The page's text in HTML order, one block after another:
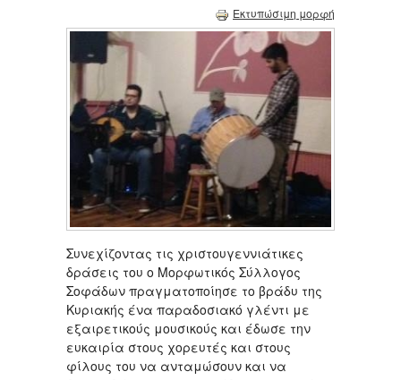
Εκτυπώσιμη μορφή
Συνεχίζοντας τις χριστουγεννιάτικες
δράσεις του ο Μορφωτικός Σύλλογος
Σοφάδων πραγματοποίησε το βράδυ της
Κυριακής ένα παραδοσιακό γλέντι με
εξαιρετικούς μουσικούς και έδωσε την
ευκαιρία στους χορευτές και στους
φίλους του να ανταμώσουν και να